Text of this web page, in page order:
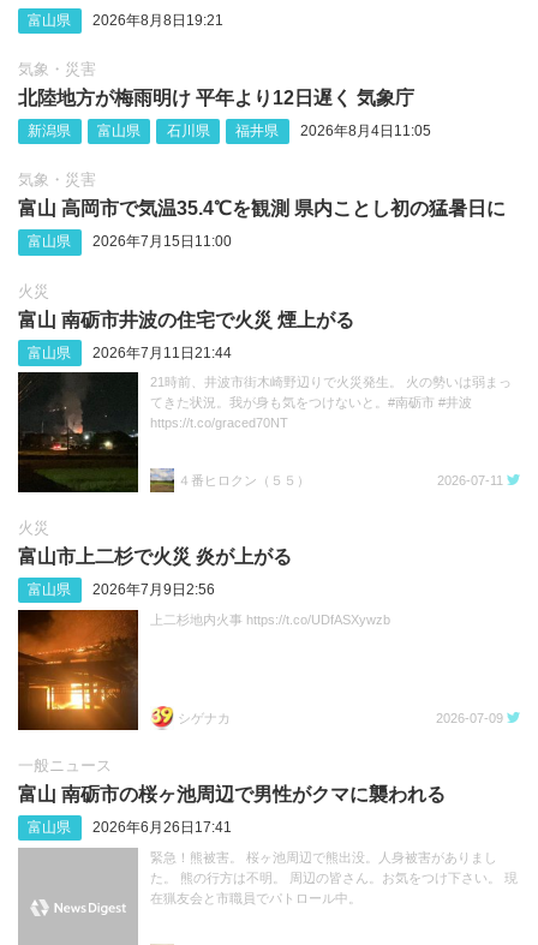
富山県 2026年8月8日19:21
気象・災害
北陸地方が梅雨明け 平年より12日遅く 気象庁
新潟県 富山県 石川県 福井県 2026年8月4日11:05
気象・災害
富山 高岡市で気温35.4℃を観測 県内ことし初の猛暑日に
富山県 2026年7月15日11:00
火災
富山 南砺市井波の住宅で火災 煙上がる
富山県 2026年7月11日21:44
21時前、井波市街木崎野辺りで火災発生。 火の勢いは弱まっ
てきた状況。我が身も気をつけないと。#南砺市 #井波
https://t.co/graced70NT
４番ヒロクン（５５） 2026-07-11
火災
富山市上二杉で火災 炎が上がる
富山県 2026年7月9日2:56
上二杉地内火事 https://t.co/UDfASXywzb
シゲナカ 2026-07-09
一般ニュース
富山 南砺市の桜ヶ池周辺で男性がクマに襲われる
富山県 2026年6月26日17:41
緊急！熊被害。 桜ヶ池周辺で熊出没。人身被害がありまし
た。 熊の行方は不明。 周辺の皆さん。お気をつけ下さい。 現
在猟友会と市職員でパトロール中。